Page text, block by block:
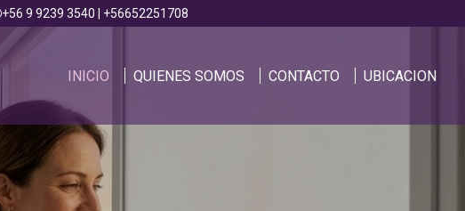
+56 9 9239 3540 | +56652251708
INICIO QUIENES SOMOS CONTACTO UBICACION